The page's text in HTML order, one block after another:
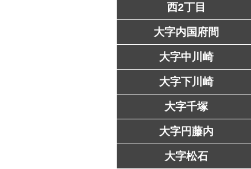
西2丁目
大字内国府間
大字中川崎
大字下川崎
大字千塚
大字円藤内
大字松石